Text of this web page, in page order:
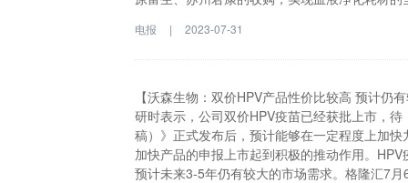
息登记系统最新统计数据，2022年底我国接受
加快，血液透析市场将迎来稳健增长，首次覆
报指出，宝莱特(300246.SZ)上半年监护仪业务
Q1有疫情管控放开后的ICU建设订单需求刺激
领域已构建起血液透析和腹膜透析两大技术平
苏州君康的收购，实现血液净化耗材的全国布
电报 | 2023-07-31
【沃森生物：双价HPV产品性价比较高 预计仍
研时表示，公司双价HPV疫苗已经获批上市，
稿）》正式发布后，预计能够在一定程度上加
加快产品的申报上市起到积极的推动作用。
预计未来3-5年仍有较大的市场需求。格隆汇7